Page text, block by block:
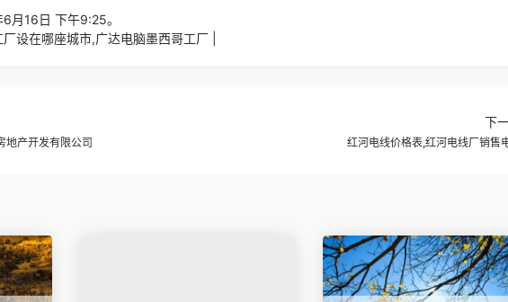
月16日 下午9:25。
设在哪座城市,广达电脑墨西哥工厂 |
地产开发有限公司
下
红河电线价格表,红河电线厂销售